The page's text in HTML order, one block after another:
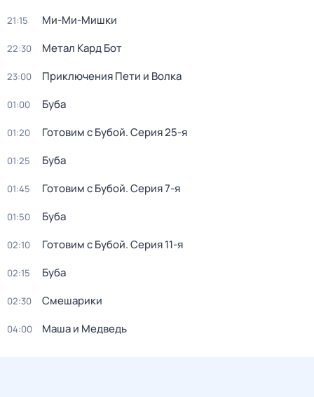
21:15 Ми-Ми-Мишки
22:30 Метал Кард Бот
23:00 Приключения Пети и Волка
01:00 Буба
01:20 Готовим с Бубой. Серия 25-я
01:25 Буба
01:45 Готовим с Бубой. Серия 7-я
01:50 Буба
02:10 Готовим с Бубой. Серия 11-я
02:15 Буба
02:30 Смешарики
04:00 Маша и Медведь